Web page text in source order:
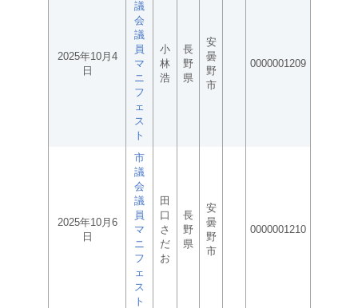
2025年10月4
日
議
会
議
員
マ
ニ
フ
ェ
ス
ト
小
林
浩
長
野
県
安
曇
野
市
0000001209
2025年10月6
日
市
議
会
議
員
マ
ニ
フ
ェ
ス
ト
田
口
さ
だ
お
長
野
県
安
曇
野
市
0000001210